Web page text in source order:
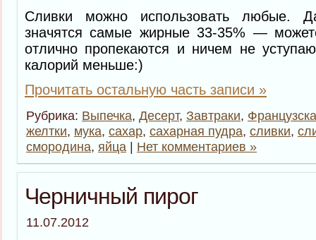
Сливки можно использовать любые.
значятся самые жирные 33-35% —
отлично пропекаются и ничем не
калорий меньше:)
Прочитать остальную часть записи »
Рубрика: Выпечка, Десерт, Завтраки,
желтки, мука, сахар, сахарная пудра, сливки,
смородина, яйца | Нет комментариев »
Черничный пирог
11.07.2012